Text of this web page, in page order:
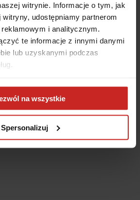
witrynie. Informacje o tym, jak
udostępniamy partnerom
i analitycznym.
te informacje z innymi danymi
lub uzyskanymi podczas
na wszystkie
Spersonalizuj
for more information)